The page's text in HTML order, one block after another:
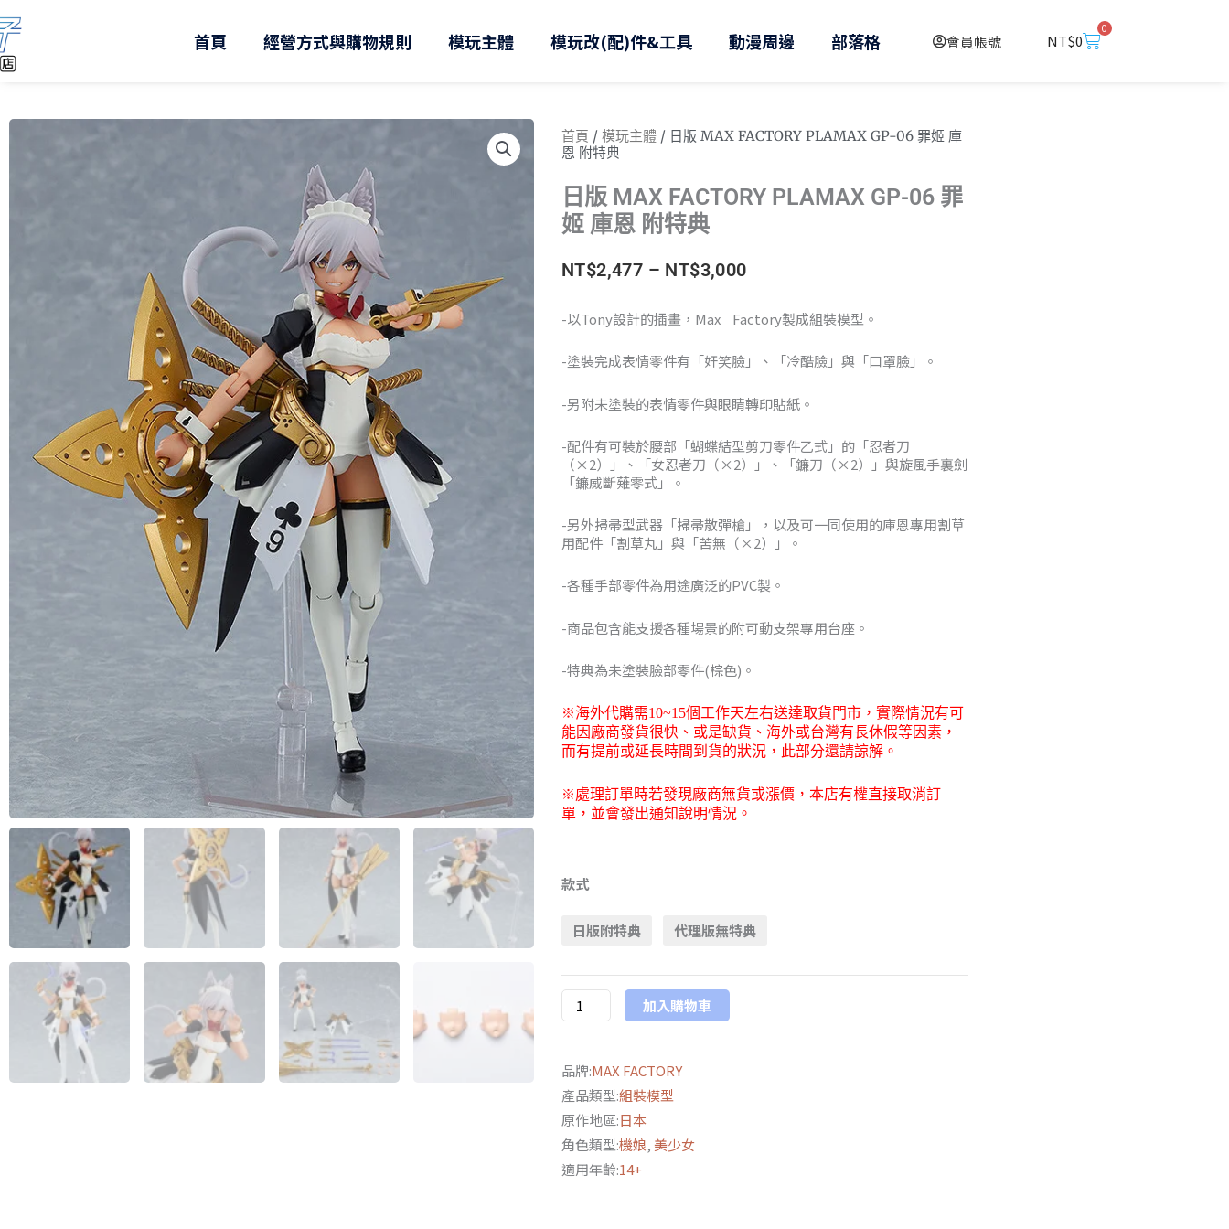
至
主
首頁 經營方式與購物規則 模玩主體 模玩改(配)件&工具 動漫周邊 部落格 會員帳號 NT$0
0
購
物
首頁 / 模玩主體 / 日版 MAX FACTORY PLAMAX GP-06 罪姬 庫
恩 附特典
日版 MAX FACTORY PLAMAX GP-06 罪
姬 庫恩 附特典
NT$2,477 – NT$3,000價
NT$2,477
到
-以Tony設計的插畫，Max Factory製成組裝模型。
-塗裝完成表情零件有「奸笑臉」、「冷酷臉」與「口罩臉」。
-另附未塗裝的表情零件與眼睛轉印貼紙。
-配件有可裝於腰部「蝴蝶結型剪刀零件乙式」的「忍者刀
（×2）」、「女忍者刀（×2）」、「鐮刀（×2）」與旋風手裏劍
「鐮威斷薙零式」。
-另外掃帚型武器「掃帚散彈槍」，以及可一同使用的庫恩專用割草
用配件「割草丸」與「苦無（×2）」。
-各種手部零件為用途廣泛的PVC製。
-商品包含能支援各種場景的附可動支架專用台座。
-特典為未塗裝臉部零件(棕色)。
※海外代購需10~15個工作天左右送達取貨門市， 實際情況有可
能因廠商發貨很快、或是缺貨、海外或台灣有長休假等因素，
而有提前或延長時間到貨的狀況，此部分還請諒解。
※處理訂單時若發現廠商無貨或漲價，本店有權直接取消訂
單，並會發出通知說明情況。
款式
日版附特典 代理版無特典
版
FACTORY
GP-
庫
恩
附
特
典
加入購物車
品牌:MAX FACTORY
產品類型:組裝模型
原作地區:日本
角色類型:機娘,美少女
適用年齡:14+